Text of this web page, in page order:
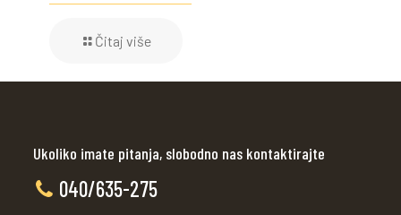
Čitaj više
Ukoliko imate pitanja, slobodno nas kontaktirajte
040/635-275